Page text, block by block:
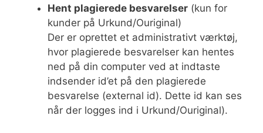
Hent plagierede besvarelser (kun for
kunder på Urkund/Ouriginal)
Der er oprettet et administrativt værktøj,
hvor plagierede besvarelser kan hentes
ned på din computer ved at indtaste
indsender id’et på den plagierede
besvarelse (external id). Dette id kan ses
når der logges ind i Urkund/Ouriginal).